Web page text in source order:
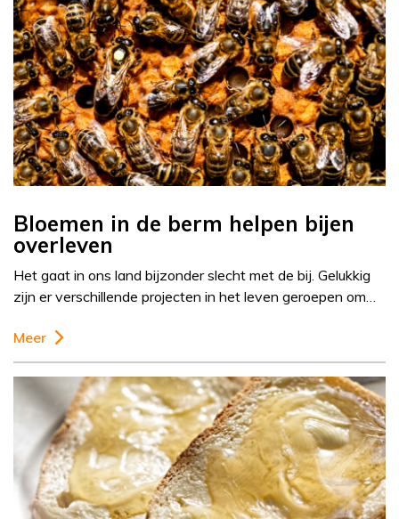
Bloemen in de berm helpen bijen
overleven
Het gaat in ons land bijzonder slecht met de bij. Gelukkig
zijn er verschillende projecten in het leven geroepen om…
Meer